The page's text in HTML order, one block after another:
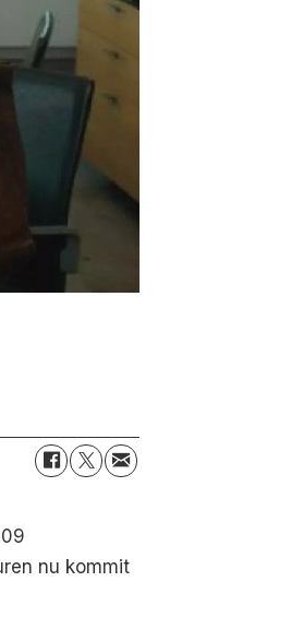
nu kommit